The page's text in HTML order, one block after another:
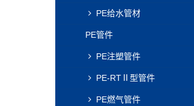
PE给水管材
PE管件
PE注塑管件
PE-RTⅡ型管件
PE燃气管件